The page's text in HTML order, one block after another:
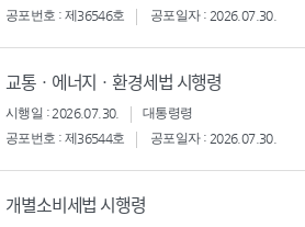
공포번호 : 제36546호
공포일자 : 2026.07.30.
교통ㆍ에너지ㆍ환경세법 시행령
시행일 : 2026.07.30.
대통령령
공포번호 : 제36544호
공포일자 : 2026.07.30.
개별소비세법 시행령